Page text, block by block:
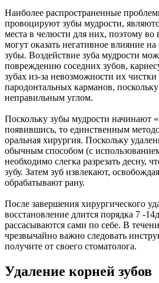
Наиболее распространенные
провоцируют зубы мудрости,
места в челюсти для них, поэтому во
могут оказать негативное влияние на
зубы. Воздействие зуба мудрости
повреждению соседних зубов,
зубах из-за невозможности их
пародонтальных карманов,
неправильным углом.
Поскольку зубы мудрости начинают
появившись, то единственным
оральная хирургия. Поскольку
обычным способом (с
необходимо слегка разрезать десну,
зубу. Затем зуб извлекают,
обрабатывают рану.
После завершения хирургического
восстановление длится порядка 7 -
рассасываются сами по себе. В
чрезвычайно важно следовать
получите от своего стоматолога.
Удаление корней зубов